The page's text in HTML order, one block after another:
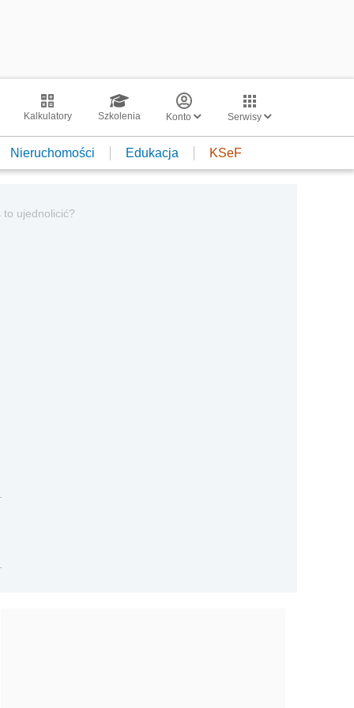
Kalkulatory Szkolenia Konto Serwisy
Nieruchomości Edukacja KSeF
ujednolicić?